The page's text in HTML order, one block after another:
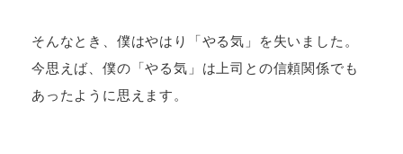
そんなとき、僕はやはり「やる気」を失いました。
今思えば、僕の「やる気」は上司との信頼関係でも
あったように思えます。